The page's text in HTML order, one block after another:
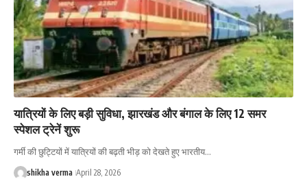
यात्रियों के लिए बड़ी सुविधा, झारखंड और बंगाल के लिए 12 समर
स्पेशल ट्रेनें शुरू
गर्मी की छुट्टियों में यात्रियों की बढ़ती भीड़ को देखते हुए भारतीय…
shikha verma April 28, 2026